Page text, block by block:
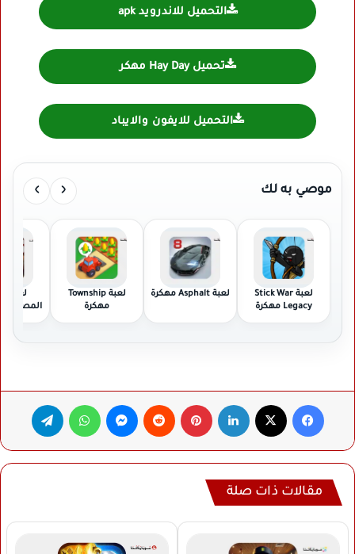
التحميل للاندرويد apk
تحميل Hay Day مهكر
التحميل للايفون والايباد
موصي به لك ‹
›
لعبة Stick War
Legacy مهكرة
لعبة Asphalt مهكرة
لعبة Township
مهكرة
لعبة
فيسبوك لينكدإن بينتيريست ماسنجر واتساب
مقالات ذات صلة